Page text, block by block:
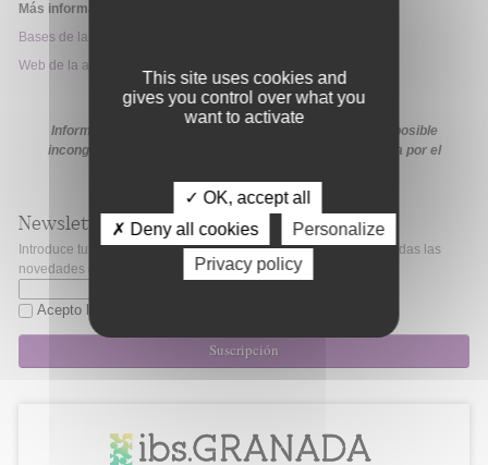
Más información:
Bases de la convocatoria
Web de la ayuda
Información extraída de la web de la ayuda. En caso de posible
incongruencia, prevalecerá la información proporcionada por el
Newsletter
Introduce tu correo electrónico si quieres mantenerte al día de todas las
novedades de Fibao.
Acepto la
Suscripción
This site uses cookies and
gives you control over what you
want to activate
✓ OK, accept all
✗ Deny all cookies
Personalize
Privacy policy